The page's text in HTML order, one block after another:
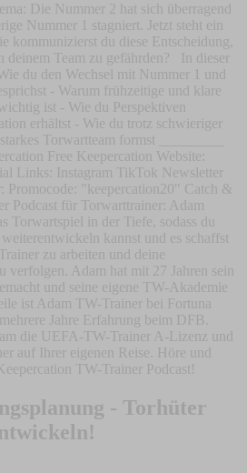
Die Nummer 2 hat sich überragend
Nummer 1 stagniert. Jetzt steht ein
kommunizierst du diese Entscheidung,
deinem Team zu gefährden? In dieser
du den Wechsel mit Nummer 1 und
- Warum frühzeitige und klare
ist - Wie du Perspektiven
erhältst - Wie du trotz schwieriger
Torwartteam formst _________
Free⁠⁠⁠⁠⁠⁠⁠⁠⁠⁠⁠⁠⁠⁠⁠⁠⁠⁠⁠⁠⁠⁠⁠⁠⁠⁠⁠⁠⁠⁠⁠⁠⁠⁠⁠⁠ ⁠⁠⁠⁠⁠⁠⁠⁠⁠⁠⁠⁠⁠⁠⁠⁠⁠⁠⁠⁠⁠⁠⁠⁠⁠⁠⁠⁠⁠⁠⁠⁠⁠⁠⁠⁠Keepercation⁠⁠⁠⁠⁠⁠⁠⁠⁠⁠⁠⁠⁠⁠⁠⁠⁠⁠⁠⁠⁠⁠⁠⁠⁠⁠⁠⁠⁠⁠⁠⁠⁠⁠⁠⁠ Website:
Links: ⁠⁠⁠⁠⁠⁠⁠⁠⁠⁠⁠⁠⁠⁠⁠⁠⁠⁠⁠⁠⁠⁠⁠⁠⁠⁠⁠⁠⁠⁠⁠⁠⁠⁠⁠⁠Instagram⁠⁠⁠⁠⁠⁠⁠⁠⁠⁠⁠⁠⁠⁠⁠⁠⁠⁠⁠⁠⁠⁠⁠⁠⁠⁠⁠⁠⁠⁠⁠⁠⁠⁠⁠⁠ ⁠⁠⁠⁠⁠⁠⁠⁠⁠⁠⁠⁠⁠⁠⁠⁠⁠⁠⁠⁠⁠⁠⁠⁠⁠⁠⁠⁠⁠⁠⁠⁠⁠⁠⁠⁠TikTok⁠⁠⁠⁠⁠⁠⁠⁠⁠⁠⁠⁠⁠⁠⁠⁠⁠⁠⁠⁠⁠⁠⁠⁠⁠⁠⁠⁠⁠⁠⁠⁠⁠⁠⁠⁠ ⁠⁠⁠⁠⁠⁠⁠⁠⁠⁠⁠⁠⁠⁠⁠⁠⁠⁠⁠⁠⁠⁠⁠⁠⁠⁠⁠⁠⁠⁠⁠⁠⁠⁠⁠⁠Newsletter⁠⁠⁠⁠⁠⁠⁠⁠⁠⁠⁠⁠⁠⁠⁠⁠⁠⁠⁠⁠⁠⁠⁠⁠⁠⁠⁠⁠⁠⁠⁠⁠⁠⁠⁠⁠
Promocode: "keepercation20" ⁠⁠⁠⁠⁠⁠⁠⁠⁠Catch &
Podcast für Torwarttrainer: Adam
Torwartspiel in der Tiefe, sodass du
kannst und es schaffst
zu arbeiten und deine
verfolgen. Adam hat mit 27 Jahren sein
und seine eigene TW-Akademie
ist Adam TW-Trainer bei Fortuna
Jahre Erfahrung beim DFB.
die UEFA-TW-Trainer A-Lizenz und
auf Ihrer eigenen Reise. Höre und
TW-Trainer Podcast!
- Torhüter